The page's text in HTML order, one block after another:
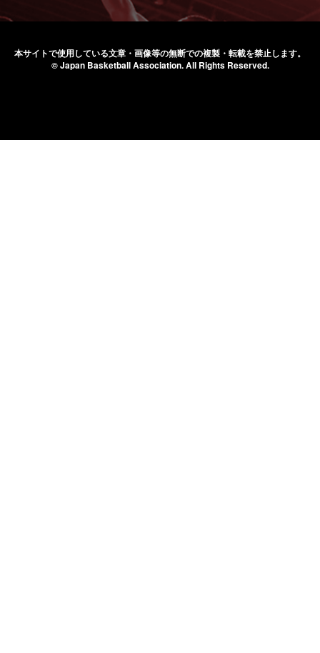
本サイトで使用している文章・画像等の無断での複製・転載を禁止します。
© Japan Basketball Association.All Rights Reserved.